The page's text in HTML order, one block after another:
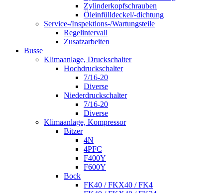
Zylinderkopfschrauben
Öleinfülldeckel/-dichtung
Service-/Inspektions-/Wartungsteile
Regelintervall
Zusatzarbeiten
Busse
Klimaanlage, Druckschalter
Hochdruckschalter
7/16-20
Diverse
Niederdruckschalter
7/16-20
Diverse
Klimaanlage, Kompressor
Bitzer
4N
4PFC
F400Y
F600Y
Bock
FK40 / FKX40 / FK4